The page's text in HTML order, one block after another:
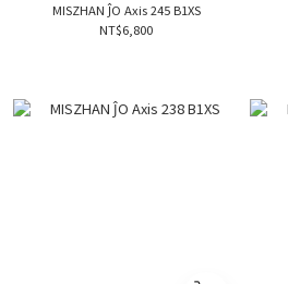
MISZHAN ĴO Axis 245 B1XS
NT$6,800